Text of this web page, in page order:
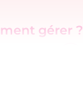
gérer ?